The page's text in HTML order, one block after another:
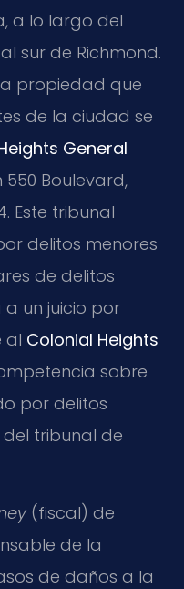
a lo largo del
sur de Richmond.
propiedad que
de la ciudad se
General
Boulevard,
Este tribunal
delitos menores
de delitos
a un juicio por
al Colonial Heights
sobre
por delitos
tribunal de
(fiscal) de
de la
de daños a la